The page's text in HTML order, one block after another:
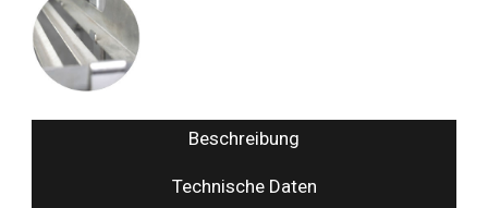
Beschreibung
Technische Daten